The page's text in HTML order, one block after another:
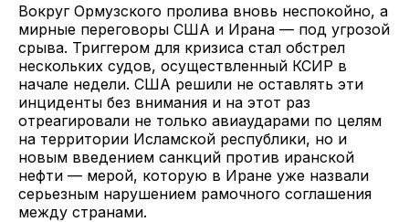
Вокруг Ормузского пролива вновь неспокойно, а
мирные переговоры США и Ирана — под угрозой
срыва. Триггером для кризиса стал обстрел
нескольких судов, осуществленный КСИР в
начале недели. США решили не оставлять эти
инциденты без внимания и на этот раз
отреагировали не только авиаударами по целям
на территории Исламской республики, но и
новым введением санкций против иранской
нефти — мерой, которую в Иране уже назвали
серьезным нарушением рамочного соглашения
между странами.